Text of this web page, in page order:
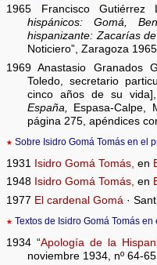
1965 Francisco Gutiérrez
hispánicos: Gomá,
hispanizante: Zacarías
Noticiero”, Zaragoza
1969 Anastasio Granados
Toledo, secretario
cinco años de su vida],
España, Espasa-Calpe,
página 275, apéndices
★ Sobre Isidro Gomá Tomás en el
1931 Isidro Gomá Tomás, en
1948 Isidro Gomá Tomás, en
1977 El cardenal Gomá ·
★ Textos de Isidro Gomá Tomás
1934 “Apología de la
noviembre 1934, nº 64-